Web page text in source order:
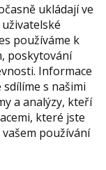
ukládají ve
používáme k
poskytování
Informace
s našimi
a analýzy, kteří
které jste
používání